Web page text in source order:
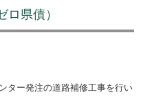
県債）
ター発注の道路補修工事を行い